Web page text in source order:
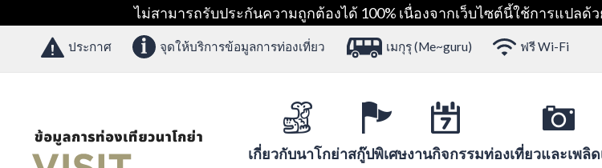
ไม่สามารถรับประกันความถูกต้องได้ 100% เนื่องจากเว็บไซต์นี้ใช้การแปลด้
ประกาศ จุดให้บริการข้อมูลการท่องเที่ยว เมกุรุ (Me~guru) ฟรี Wi-Fi
เกี่ยวกับนาโกย่าสกู๊ปพิเศษงานกิจกรรมท่องเที่ยวและเพลิ